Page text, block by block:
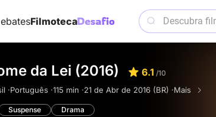
Filmoteca
da Lei (2016) 6.1 /10
·Português ·115 min ·21 de Abr de 2016 (BR) ·Mais
Suspense Drama